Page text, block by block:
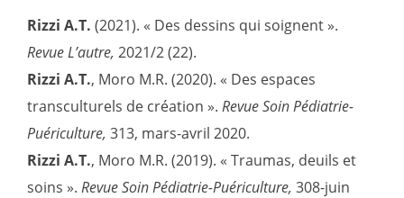
Rizzi A.T. (2021). « Des dessins qui soignent ».
Revue L’autre, 2021/2 (22).
Rizzi A.T., Moro M.R. (2020). « Des espaces
transculturels de création ». Revue Soin Pédiatrie-
Puériculture, 313, mars-avril 2020.
Rizzi A.T., Moro M.R. (2019). « Traumas, deuils et
soins ». Revue Soin Pédiatrie-Puériculture, 308-juin